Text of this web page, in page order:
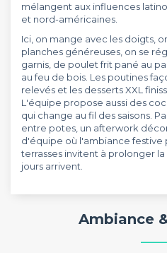
mélangent aux influences
et nord-américaines.
Ici, on mange avec les doigts,
planches généreuses, on se
garnis, de poulet frit pané au
au feu de bois. Les poutines
relevés et les desserts XXL
L'équipe propose aussi des
qui change au fil des saisons.
entre potes, un afterwork
d'équipe où l'ambiance festive
terrasses invitent à prolonger
jours arrivent.
Ambiance